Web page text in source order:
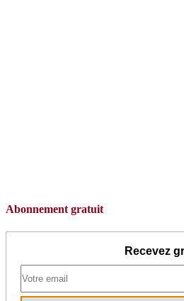
Abonnement gratuit
Recevez